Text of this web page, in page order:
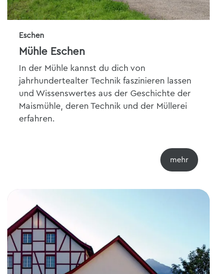
Eschen
Mühle Eschen
In der Mühle kannst du dich von
jahrhundertealter Technik faszinieren lassen
und Wissenswertes aus der Geschichte der
Maismühle, deren Technik und der Müllerei
erfahren.